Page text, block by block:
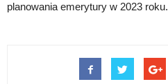
planowania emerytury w 2023 roku.